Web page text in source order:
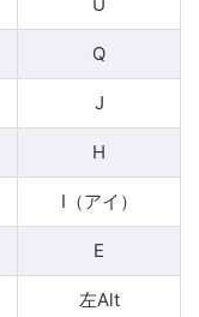
Q
J
H
I（アイ）
E
左Alt